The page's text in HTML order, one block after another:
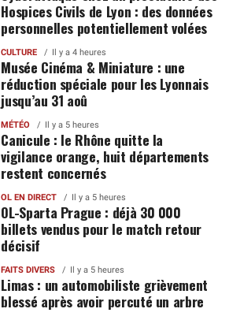
Hospices Civils de Lyon : des données
personnelles potentiellement volées
CULTURE Il y a 4 heures
Musée Cinéma & Miniature : une
réduction spéciale pour les Lyonnais
jusqu’au 31 aoû
MÉTÉO Il y a 5 heures
Canicule : le Rhône quitte la
vigilance orange, huit départements
restent concernés
OL EN DIRECT Il y a 5 heures
OL-Sparta Prague : déjà 30 000
billets vendus pour le match retour
décisif
FAITS DIVERS Il y a 5 heures
Limas : un automobiliste grièvement
blessé après avoir percuté un arbre